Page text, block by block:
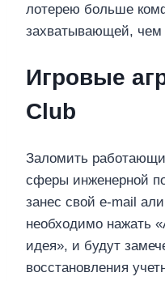
лотерею больше
захватывающей, чем
Игровые
Club
Заломить
сферы инженерной
занес свой e-mail
необходимо нажать
идея», и будут
восстановления